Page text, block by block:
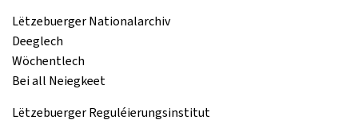
Lëtzebuerger Nationalarchiv
Deeglech
Wöchentlech
Bei all Neiegkeet
Lëtzebuerger Reguléierungsinstitut